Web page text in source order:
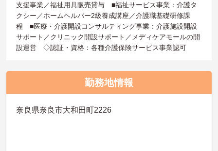
支援事業／福祉用具販売貸与 ■福祉サービス事業：介護タ
クシー／ホームヘルパー2級養成講座／介護職基礎研修課
程 ■医療・介護開設コンサルティング事業：介護施設開設
サポート／クリニック開設サポート／メディケアモールの開
設運営 ◇認証・資格：各種介護保険サービス事業認可
勤務地情報
奈良県奈良市大和田町2226